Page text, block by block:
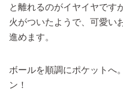
と離れるのがイヤイヤです
火がついたようで、可愛い
進めます。
ボールを順調にポケットへ
ン！